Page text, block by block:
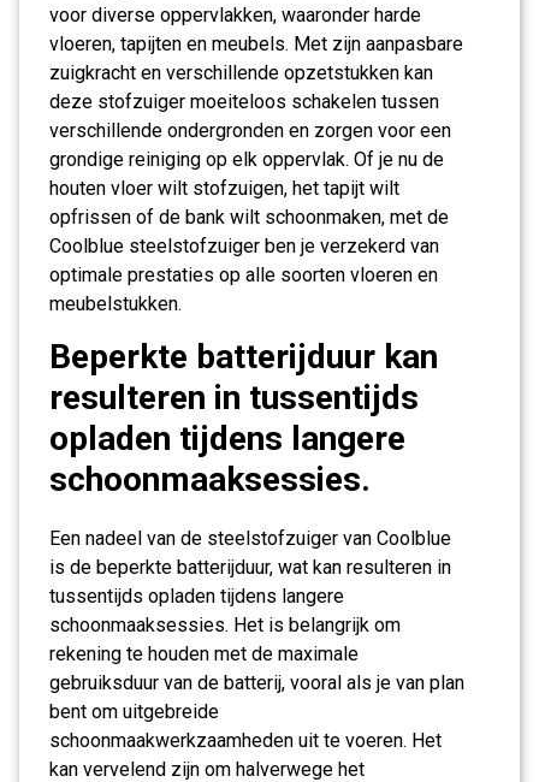
voor diverse oppervlakken, waaronder harde
vloeren, tapijten en meubels. Met zijn aanpasbare
zuigkracht en verschillende opzetstukken kan
deze stofzuiger moeiteloos schakelen tussen
verschillende ondergronden en zorgen voor een
grondige reiniging op elk oppervlak. Of je nu de
houten vloer wilt stofzuigen, het tapijt wilt
opfrissen of de bank wilt schoonmaken, met de
Coolblue steelstofzuiger ben je verzekerd van
optimale prestaties op alle soorten vloeren en
meubelstukken.
Beperkte batterijduur kan
resulteren in tussentijds
opladen tijdens langere
schoonmaaksessies.
Een nadeel van de steelstofzuiger van Coolblue
is de beperkte batterijduur, wat kan resulteren in
tussentijds opladen tijdens langere
schoonmaaksessies. Het is belangrijk om
rekening te houden met de maximale
gebruiksduur van de batterij, vooral als je van plan
bent om uitgebreide
schoonmaakwerkzaamheden uit te voeren. Het
kan vervelend zijn om halverwege het